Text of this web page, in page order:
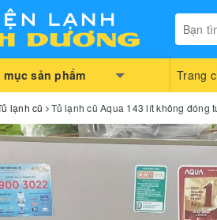
mục sản phẩm Trang
lạnh cũ Tủ lạnh cũ Aqua 143 lít không đóng